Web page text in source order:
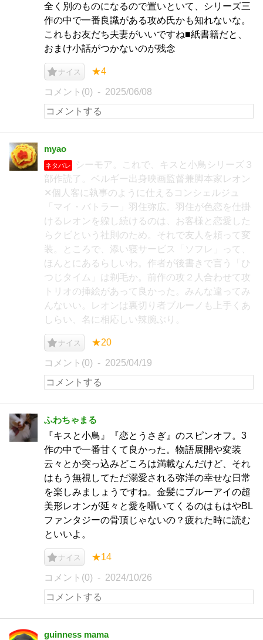
全く別のものになるので置いといて、シリーズ三
作の中で一番良識がある攻め氏かも知れないな。
これもお友だち夫妻がいいですね■紙書籍だと、
おまけ小話がつかないのが残念
ナイス ★4
コメント(0) 2025/06/08
myao
ネタバレ
シーモア。これで、キスと小鳥シリーズ３
部作読了。ベルギー出身映画監督兼脚本家レオン
✕個人客に執事のように仕えるコンシェルジュ
「マイ・バトラー」羽住弥広。羽住が色恋を仕掛
けるレオンを躱し続けるのは、お客様と恋愛した
らクビという社則のため。それで友人を頼って変
装。ところで、添い寝サービス「ソフレ」って、
ほんとにあるらしいわ。作者が後書きで言う「ひ
つじタイム」は剃毛か。前作の攻２人合わせて攻
トリオの挿絵があって良かった。みんな違ってみ
んないい。レオンは裏切り者ブルーノも上手くあ
しらい、名に相応しい辣腕ぶり。
ナイス ★20
コメント(0) 2025/04/19
ふわちゃまる
『キスと小鳥』『恋とうさぎ』のスピンオフ。3
作の中で一番甘くて良かった。物語展開や変装
云々とか突っ込みどころは満載なんだけど、それ
はもう無視してただ溺愛される弥洋の幸せな日常
を楽しみましょうですね。金髪にブルーアイの超
美形レオンが延々と愛を囁いてくるのはもはやBL
ファンタジーの骨頂じゃないの？疲れた時に読む
といいよ。
ナイス ★14
コメント(0) 2024/10/26
guinness mama